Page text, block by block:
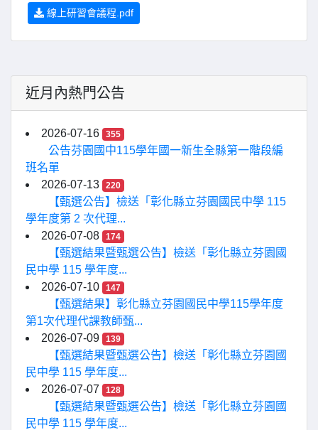
線上研習會議程.pdf
近月內熱門公告
2026-07-16 355
公告芬園國中115學年國一新生全縣第一階段編
班名單
2026-07-13
220
【甄選公告】檢送「彰化縣立芬園國民中學 115
學年度第 2 次代理...
2026-07-08
174
【甄選結果暨甄選公告】檢送「彰化縣立芬園國
民中學 115 學年度...
2026-07-10
147
【甄選結果】彰化縣立芬園國民中學115學年度
第1次代理代課教師甄...
2026-07-09
139
【甄選結果暨甄選公告】檢送「彰化縣立芬園國
民中學 115 學年度...
2026-07-07
128
【甄選結果暨甄選公告】檢送「彰化縣立芬園國
民中學 115 學年度...